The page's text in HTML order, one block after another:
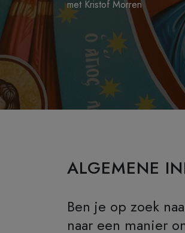
met Kristof Morren
ALGEMENE
Ben je op zoek
naar een manier